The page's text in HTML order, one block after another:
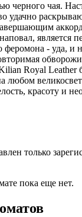
черного чая.
удачно
является
феромона - уда, и
Royal Leather
любом
красоту и
только
пока еще нет.